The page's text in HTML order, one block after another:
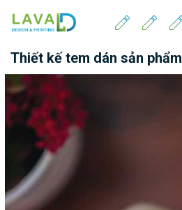
Thiết kế tem dán sản phẩm